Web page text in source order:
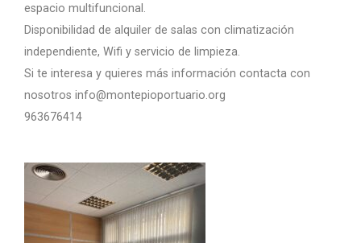
espacio multifuncional.
Disponibilidad de alquiler de salas con climatización
independiente, Wifi y servicio de limpieza.
Si te interesa y quieres más información contacta con
nosotros info@montepioportuario.org
963676414